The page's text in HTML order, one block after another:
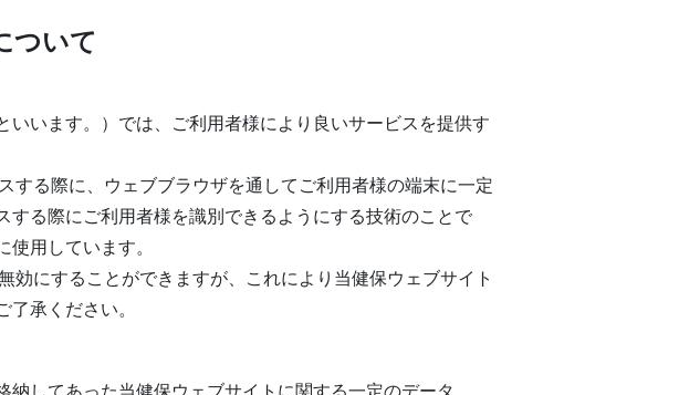
ついて
います。）では、ご利用者様により良いサービスを提供す
する際に、ウェブブラウザを通してご利用者様の端末に一定
る際にご利用者様を識別できるようにする技術のことで
用しています。
にすることができますが、これにより当健保ウェブサイト
承ください。